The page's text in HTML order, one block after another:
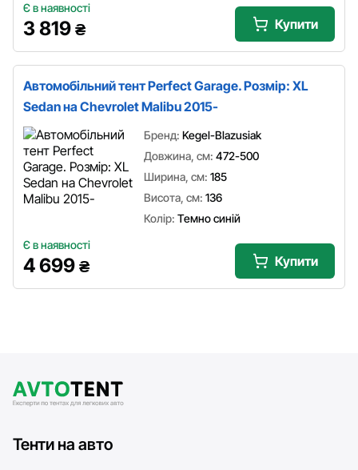
Є в наявності
3 819 ₴ Купити
Автомобільний тент Perfect Garage. Розмір: XL
Sedan на Chevrolet Malibu 2015-
Бренд: Kegel-Blazusiak
Довжина, см: 472-500
Ширина, см: 185
Висота, см: 136
Колір: Темно синій
Є в наявності
4 699 ₴ Купити
Тенти на авто